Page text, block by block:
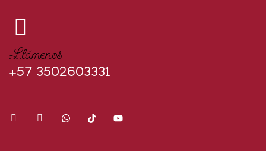
Llámenos
+57 3502603331